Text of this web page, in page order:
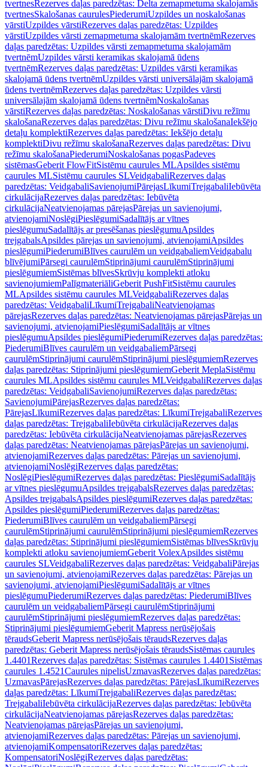
tvertnesRezerves daļas paredzētas: Delta zemapmetuma skalojamās
tvertnesSkalošanas caurulesPiederumiUzpildes un noskalošanas
vārstiUzpildes vārstiRezerves daļas paredzētas: Uzpildes
vārstiUzpildes vārsti zemapmetuma skalojamām tvertnēmRezerves
daļas paredzētas: Uzpildes vārsti zemapmetuma skalojamām
tvertnēmUzpildes vārsti keramikas skalojamā ūdens
tvertnēmRezerves daļas paredzētas: Uzpildes vārsti keramikas
skalojamā ūdens tvertnēmUzpildes vārsti universālajām skalojamā
ūdens tvertnēmRezerves daļas paredzētas: Uzpildes vārsti
universālajām skalojamā ūdens tvertnēmNoskalošanas
vārstiRezerves daļas paredzētas: Noskalošanas vārstiDivu režīmu
skalošanaRezerves daļas paredzētas: Divu režīmu skalošanaIekšējo
detaļu komplektiRezerves daļas paredzētas: Iekšējo detaļu
komplektiDivu režīmu skalošanaRezerves daļas paredzētas: Divu
režīmu skalošanaPiederumiNoskalošanas pogasPadeves
sistēmasGeberit FlowFitSistēmu caurules MLApsildes sistēmu
caurules MLSistēmu caurules SLVeidgabaliRezerves daļas
paredzētas: VeidgabaliSavienojumiPārejasLīkumiTrejgabaliIebūvēta
cirkulācijaRezerves daļas paredzētas: Iebūvēta
cirkulācijaNeatvienojamas pārejasPārejas un savienojumi,
atvienojamiNoslēgiPieslēgumiSadalītājs ar vītnes
pieslēgumuSadalītājs ar presēšanas pieslēgumuApsildes
trejgabalsApsildes pārejas un savienojumi, atvienojamiApsildes
pieslēgumiPiederumiBlīves caurulēm un veidgabaliemVeidgabalu
blīvējumiPārsegi caurulēmStiprinājumi caurulēmStiprinājumi
pieslēgumiemSistēmas blīvesSkrūvju komplekti atloku
savienojumiemPalīgmateriāliGeberit PushFitSistēmu caurules
MLApsildes sistēmu caurules MLVeidgabaliRezerves daļas
paredzētas: VeidgabaliLīkumiTrejgabaliNeatvienojamas
pārejasRezerves daļas paredzētas: Neatvienojamas pārejasPārejas un
savienojumi, atvienojamiPieslēgumiSadalītājs ar vītnes
pieslēgumuApsildes pieslēgumiPiederumiRezerves daļas paredzētas:
PiederumiBlīves caurulēm un veidgabaliemPārsegi
caurulēmStiprinājumi caurulēmStiprinājumi pieslēgumiemRezerves
daļas paredzētas: Stiprinājumi pieslēgumiemGeberit MeplaSistēmu
caurules MLApsildes sistēmu caurules MLVeidgabaliRezerves daļas
paredzētas: VeidgabaliSavienojumiRezerves daļas paredzētas:
SavienojumiPārejasRezerves daļas paredzētas:
PārejasLīkumiRezerves daļas paredzētas: LīkumiTrejgabaliRezerves
daļas paredzētas: TrejgabaliIebūvēta cirkulācijaRezerves daļas
paredzētas: Iebūvēta cirkulācijaNeatvienojamas pārejasRezerves
daļas paredzētas: Neatvienojamas pārejasPārejas un savienojumi,
atvienojamiRezerves daļas paredzētas: Pārejas un savienojumi,
atvienojamiNoslēgiRezerves daļas paredzētas:
NoslēgiPieslēgumiRezerves daļas paredzētas: PieslēgumiSadalītājs
ar vītnes pieslēgumuApsildes trejgabalsRezerves daļas paredzētas:
Apsildes trejgabalsApsildes pieslēgumiRezerves daļas paredzētas:
Apsildes pieslēgumiPiederumiRezerves daļas paredzētas:
PiederumiBlīves caurulēm un veidgabaliemPārsegi
caurulēmStiprinājumi caurulēmStiprinājumi pieslēgumiemRezerves
daļas paredzētas: Stiprinājumi pieslēgumiemSistēmas blīvesSkrūvju
komplekti atloku savienojumiemGeberit VolexApsildes sistēmu
caurules SLVeidgabaliRezerves daļas paredzētas: VeidgabaliPārejas
un savienojumi, atvienojamiRezerves daļas paredzētas: Pārejas un
savienojumi, atvienojamiPieslēgumiSadalītājs ar vītnes
pieslēgumuPiederumiRezerves daļas paredzētas: PiederumiBlīves
caurulēm un veidgabaliemPārsegi caurulēmStiprinājumi
caurulēmStiprinājumi pieslēgumiemRezerves daļas paredzētas:
Stiprinājumi pieslēgumiemGeberit Mapress nerūsējošais
tēraudsGeberit Mapress nerūsējošais tēraudsRezerves daļas
paredzētas: Geberit Mapress nerūsējošais tēraudsSistēmas caurules
1.4401Rezerves daļas paredzētas: Sistēmas caurules 1.4401 Sistēmas
caurules 1.4521Caurules nipelisUzmavasRezerves daļas paredzētas:
UzmavasPārejasRezerves daļas paredzētas: PārejasLīkumiRezerves
daļas paredzētas: LīkumiTrejgabaliRezerves daļas paredzētas:
TrejgabaliIebūvēta cirkulācijaRezerves daļas paredzētas: Iebūvēta
cirkulācijaNeatvienojamas pārejasRezerves daļas paredzētas:
Neatvienojamas pārejasPārejas un savienojumi,
atvienojamiRezerves daļas paredzētas: Pārejas un savienojumi,
atvienojamiKompensatoriRezerves daļas paredzētas:
KompensatoriNoslēgiRezerves daļas paredzētas: